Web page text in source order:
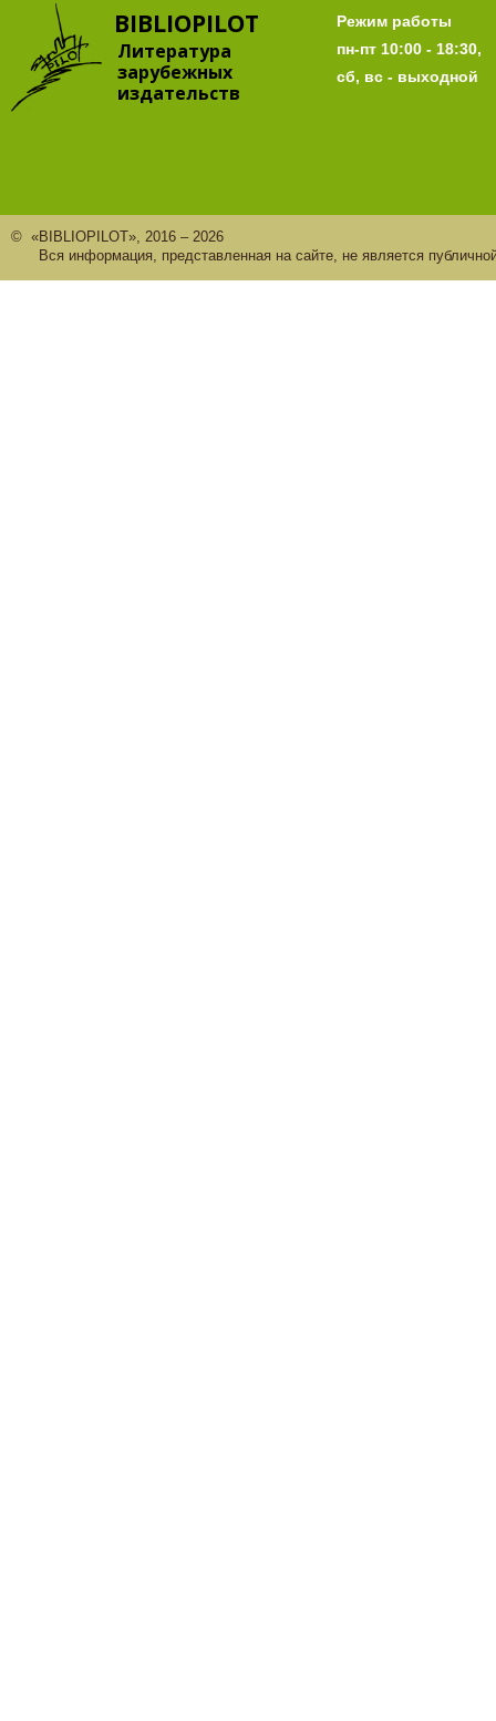
BIBLIOPILOT
Литература
зарубежных
издательств
Режим работы
пн-пт 10:00 - 18:30,
сб, вс - выходной
© «BIBLIOPILOT», 2016 – 2026
Вся информация, представленная на сайте, не является